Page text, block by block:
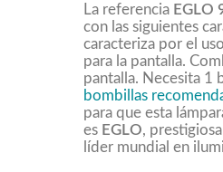
La referencia EGLO
con las siguientes
caracteriza por el
para la pantalla.
pantalla. Necesita 1
bombillas
para que esta
es EGLO,
líder mundial en